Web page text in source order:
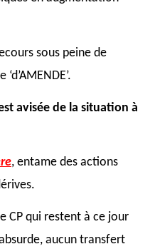
sous peine de
avisée de la situation à
, entame des actions
CP qui restent à ce jour
aucun transfert